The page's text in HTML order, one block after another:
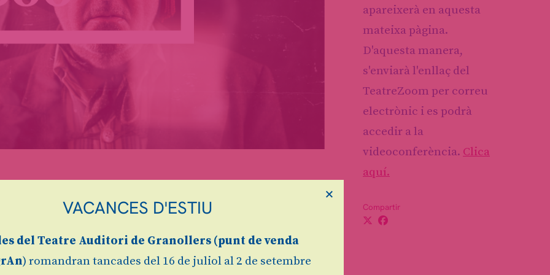
apareixerà en aquesta
mateixa pàgina.
D'aquesta manera,
s'enviarà l'enllaç del
TeatreZoom per correu
electrònic i es podrà
accedir a la
videoconferència. Clica
aquí.
Compartir
connecten públic, artistes que tenen en cartera una
es realitzen de forma virtual a través de
d'entre 40 i 50 minuts.
VACANCES D'ESTIU
del Teatre Auditori de Granollers (punt de venda
) romandran tancades del 16 de juliol al 2 de setembre
×